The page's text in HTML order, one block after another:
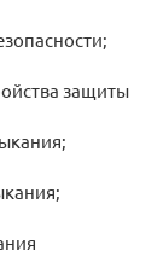
защиты